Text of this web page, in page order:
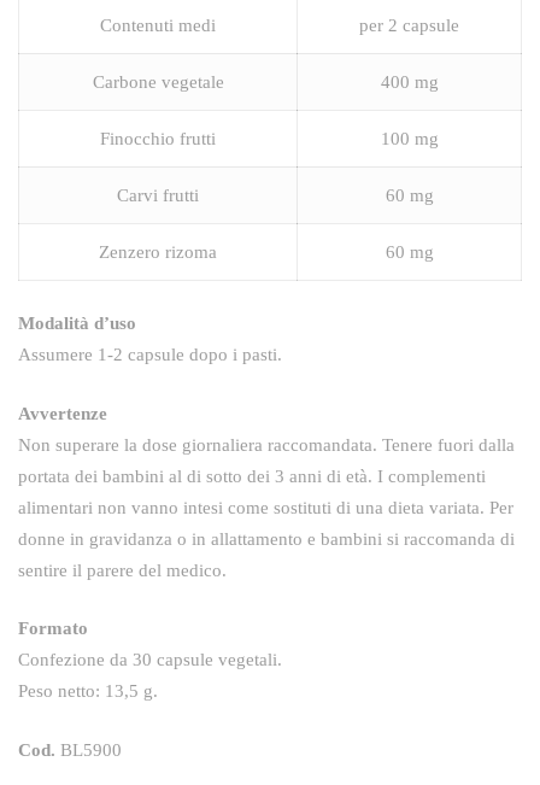
Contenuti medi per 2 capsule
Carbone vegetale 400 mg
Finocchio frutti 100 mg
Carvi frutti 60 mg
Zenzero rizoma 60 mg
Modalità d’uso
Assumere 1-2 capsule dopo i pasti.
Avvertenze
Non superare la dose giornaliera raccomandata. Tenere fuori dalla
portata dei bambini al di sotto dei 3 anni di età. I complementi
alimentari non vanno intesi come sostituti di una dieta variata. Per
donne in gravidanza o in allattamento e bambini si raccomanda di
sentire il parere del medico.
Formato
Confezione da 30 capsule vegetali.
Peso netto: 13,5 g.
Cod. BL5900